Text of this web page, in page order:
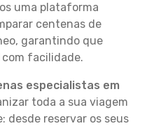
uma plataforma
centenas de
garantindo que
com facilidade.
especialistas em
toda a sua viagem
desde reservar os seus